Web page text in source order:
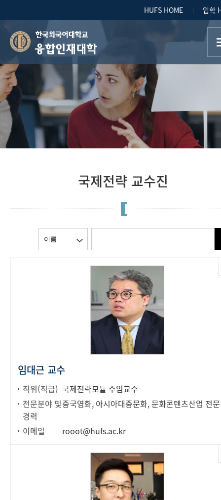
HUFS HOME 입학
융합인재대학
국제전략 교수진
임대근 교수
직위(직급) 국제전략모듈 주임교수
전문분야 및
경력
중국영
이메일 rooot@hufs.ac.kr